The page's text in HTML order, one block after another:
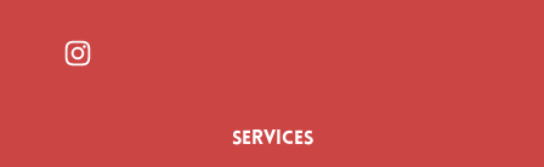
services